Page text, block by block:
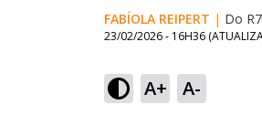
FABÍOLA REIPERT | Do R7
23/02/2026 - 16H36
A+ A-
Ativar
Som